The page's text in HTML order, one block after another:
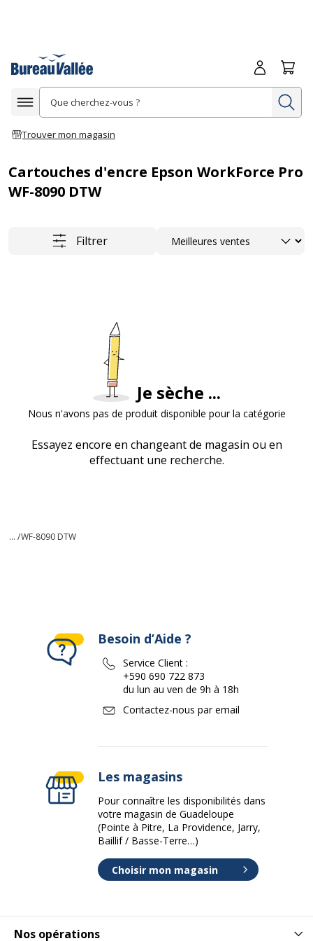
Afficher la navigation
Trouver mon magasin
Me
Cartouches d'encre Epson WorkForce Pro
WF-8090 DTW
Filtrer Trier
Je sèche ...
Nous n'avons pas de produit disponible pour la catégorie
Essayez encore en changeant de magasin ou en
effectuant une recherche.
... /WF-8090 DTW
Nos opérations
Besoin d’Aide ?
Service Client :
+590 690 722 873
du lun au ven de 9h à 18h
Contactez-nous par email
Les magasins
Pour connaître les disponibilités dans
votre magasin de Guadeloupe
(Pointe à Pitre, La Providence, Jarry,
Baillif / Basse-Terre…)
Choisir mon magasin